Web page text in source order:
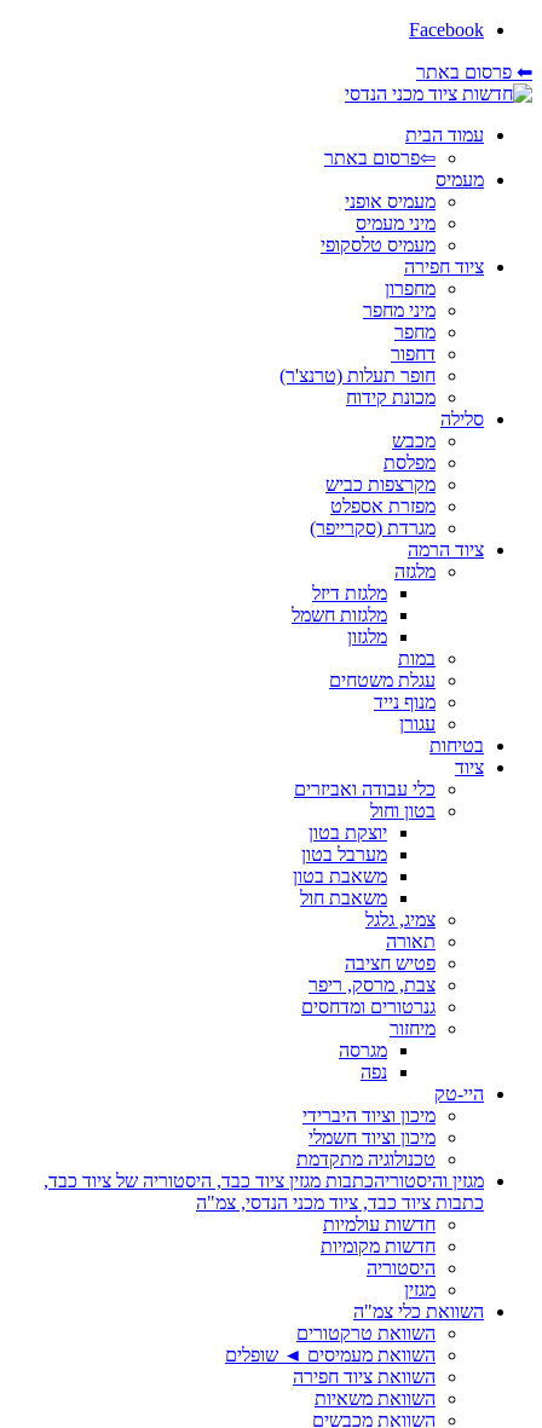
Facebook
⬅ פרסום באתר
עמוד הבית
⇦פרסום באתר
מעמיס
מעמיס אופני
מיני מעמיס
מעמיס טלסקופי
ציוד חפירה
מחפרון
מיני מחפר
מחפר
דחפור
חופר תעלות (טרנצ'ר)
מכונת קידוח
סלילה
מכבש
מפלסת
מקרצפות כביש
מפזרת אספלט
מגרדת (סקרייפר)
ציוד הרמה
מלגזה
מלגזת דיזל
מלגזות חשמל
מלגזון
במות
עגלת משטחים
מנוף נייד
עגורן
בטיחות
ציוד
כלי עבודה ואביזרים
בטון וחול
יוצקת בטון
מערבל בטון
משאבת בטון
משאבת חול
צמיג, גלגל
תאורה
פטיש חציבה
צבת, מרסק, ריפר
גנרטורים ומדחסים
מיחזור
מגרסה
נפה
היי-טק
מיכון וציוד היברידי
מיכון וציוד חשמלי
טכנולוגיה מתקדמת
מגזין והיסטוריהכתבות מגזין ציוד כבד, היסטוריה של ציוד כבד,
כתבות ציוד כבד, ציוד מכני הנדסי, צמ"ה
חדשות עולמיות
חדשות מקומיות
היסטוריה
מגזין
השוואת כלי צמ"ה
השוואת טרקטורים
השוואת מעמיסים ◄ שופלים
השוואת ציוד חפירה
השוואת משאיות
השוואת מכבשים